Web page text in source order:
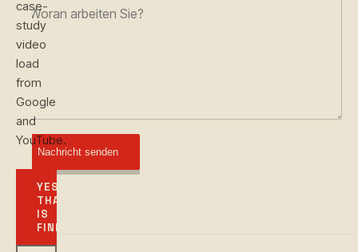
Nachricht senden
case-
study
video
load
from
Google
and
YouTube.
YES,
THAT
IS
FINE